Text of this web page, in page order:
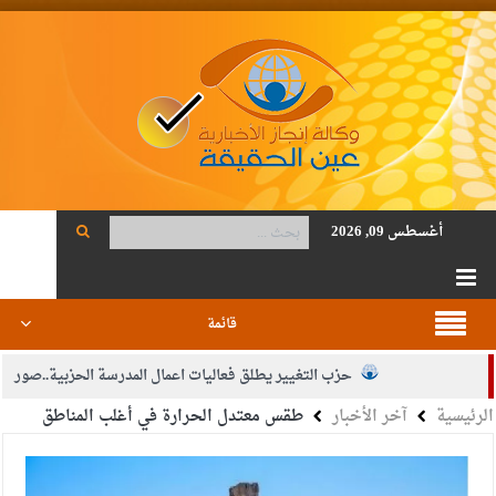
أغسطس 09, 2026
قائمة
حزب التغيير يطلق فعاليات اعمال المدرسة الحزبية..صور
الجيش يفتح باب التجنيد لحملة البكالوريوس في الحقوق والقانون
بيان اجتماع عمّان:دعم الوصاية الهاشمية التاريخية على المقدسات
الرئيسية آخر الأخبار طقس معتدل الحرارة في أغلب المناطق